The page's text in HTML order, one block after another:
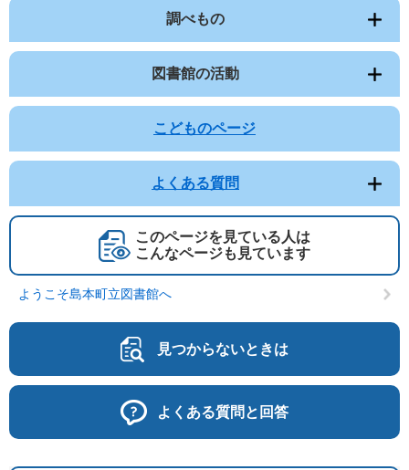
調べもの
図書館の活動
こどものページ
よくある質問
このページを見ている人は
こんなページも見ています
ようこそ島本町立図書館へ
見つからないときは
よくある質問と回答